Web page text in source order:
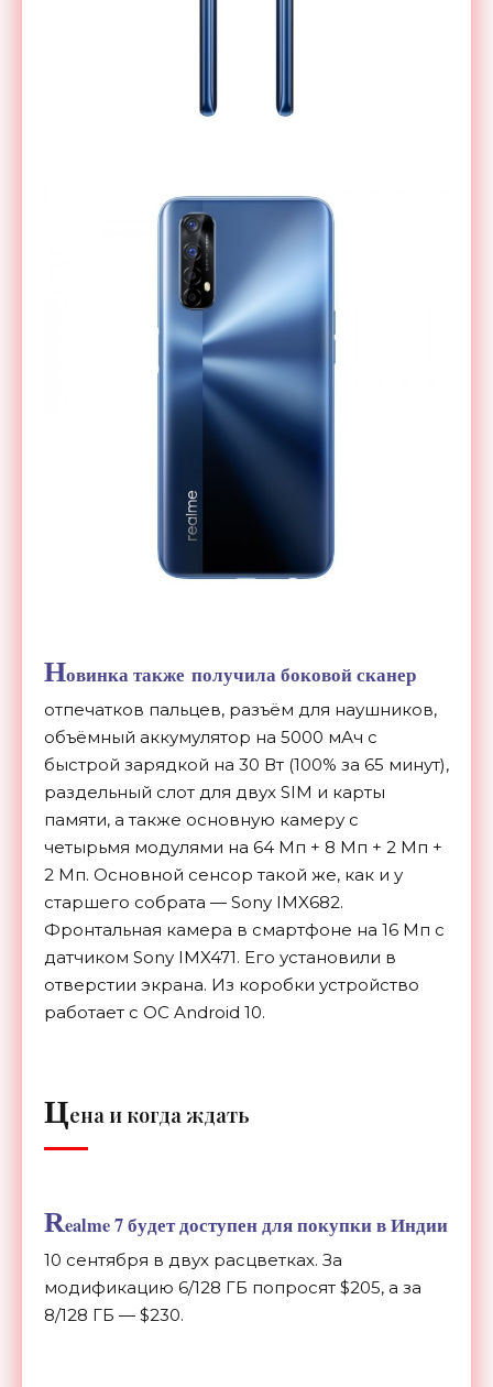
Новинка также получила боковой сканер
отпечатков пальцев, разъём для наушников,
объёмный аккумулятор на 5000 мАч с
быстрой зарядкой на 30 Вт (100% за 65 минут),
раздельный слот для двух SIM и карты
памяти, а также основную камеру с
четырьмя модулями на 64 Мп + 8 Мп + 2 Мп +
2 Мп. Основной сенсор такой же, как и у
старшего собрата — Sony IMX682.
Фронтальная камера в смартфоне на 16 Мп с
датчиком Sony IMX471. Его установили в
отверстии экрана. Из коробки устройство
работает с ОС Android 10.
Цена и когда ждать
Realme 7 будет доступен для покупки в Индии
10 сентября в двух расцветках. За
модификацию 6/128 ГБ попросят $205, а за
8/128 ГБ — $230.